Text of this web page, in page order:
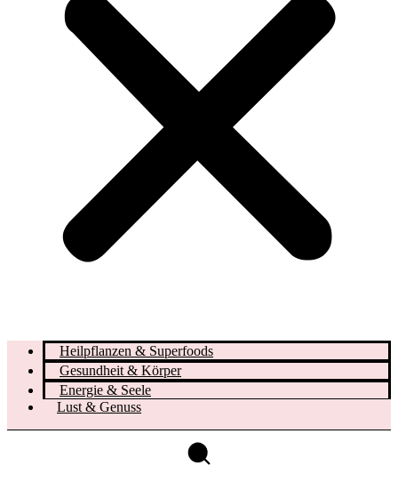
Heilpflanzen & Superfoods
Gesundheit & Körper
Energie & Seele
Lust & Genuss